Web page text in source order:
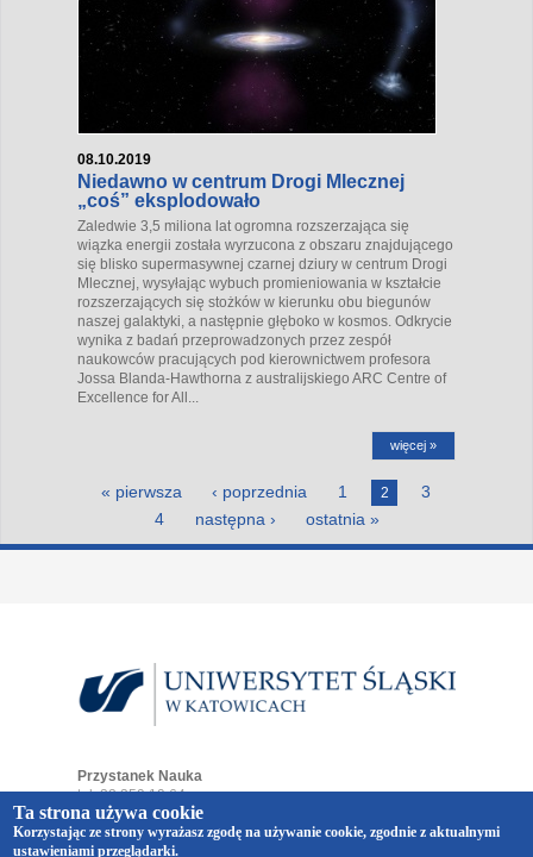
08.10.2019
Niedawno w centrum Drogi Mlecznej
„coś” eksplodowało
Zaledwie 3,5 miliona lat ogromna rozszerzająca się
wiązka energii została wyrzucona z obszaru znajdującego
się blisko supermasywnej czarnej dziury w centrum Drogi
Mlecznej, wysyłając wybuch promieniowania w kształcie
rozszerzających się stożków w kierunku obu biegunów
naszej galaktyki, a następnie głęboko w kosmos. Odkrycie
wynika z badań przeprowadzonych przez zespół
naukowców pracujących pod kierownictwem profesora
Jossa Blanda-Hawthorna z australijskiego ARC Centre of
Excellence for All...
więcej »
« pierwsza ‹ poprzednia 1 2
3
4
następna › ostatnia »
Przystanek Nauka
tel. 32 359 19 64
e-mail:przystaneknauka@us.edu.pl
ul. Bankowa 12
40-007 Katowice
Ta strona używa cookie
Korzystając ze strony wyrażasz zgodę na używanie cookie, zgodnie z aktualnymi
ustawieniami przeglądarki.